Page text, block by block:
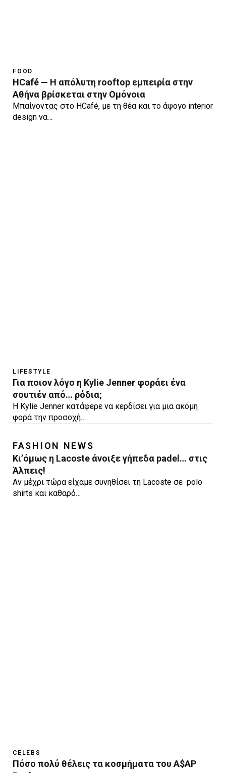
FOOD
HCafé — Η απόλυτη rooftop εμπειρία στην
Αθήνα βρίσκεται στην Ομόνοια
Μπαίνοντας στο HCafé, με τη θέα και το άψογο interior
design να…
LIFESTYLE
Για ποιον λόγο η Kylie Jenner φοράει ένα
σουτιέν από… ρόδια;
Η Kylie Jenner κατάφερε να κερδίσει για μια ακόμη
φορά την προσοχή…
FASHION NEWS
Κι’όμως η Lacoste άνοιξε γήπεδα padel… στις
Άλπεις!
Αν μέχρι τώρα είχαμε συνηθίσει τη Lacoste σε polo
shirts και καθαρό…
CELEBS
Πόσο πολύ θέλεις τα κοσμήματα του A$AP